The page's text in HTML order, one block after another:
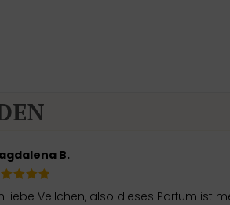
B.
liebe Veilchen, also dieses Parfum ist